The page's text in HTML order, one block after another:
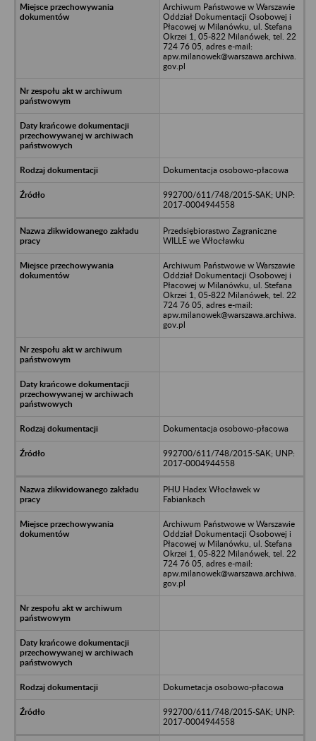
Archiwum Państwowe w Warszawie
Oddział Dokumentacji Osobowej i
Płacowej w Milanówku, ul. Stefana
Okrzei 1, 05-822 Milanówek, tel. 22
724 76 05, adres e-mail:
apw.milanowek@warszawa.archiwa.
gov.pl
Dokumentacja osobowo-płacowa
992700/611/748/2015-SAK; UNP:
2017-0004944558
Przedsiębiorastwo Zagraniczne
WILLE we Włocławku
Archiwum Państwowe w Warszawie
Oddział Dokumentacji Osobowej i
Płacowej w Milanówku, ul. Stefana
Okrzei 1, 05-822 Milanówek, tel. 22
724 76 05, adres e-mail:
apw.milanowek@warszawa.archiwa.
gov.pl
Dokumentacja osobowo-płacowa
992700/611/748/2015-SAK; UNP:
2017-0004944558
PHU Hadex Włocławek w
Fabiankach
Archiwum Państwowe w Warszawie
Oddział Dokumentacji Osobowej i
Płacowej w Milanówku, ul. Stefana
Okrzei 1, 05-822 Milanówek, tel. 22
724 76 05, adres e-mail:
apw.milanowek@warszawa.archiwa.
gov.pl
Dokumetacja osobowo-płacowa
992700/611/748/2015-SAK; UNP:
2017-0004944558